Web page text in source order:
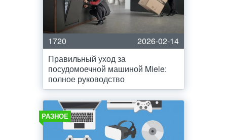
1720
2026-02-14
Правильный уход за
посудомоечной машиной Miele:
полное руководство
РАЗНОЕ